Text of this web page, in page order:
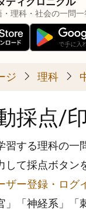
・理科・社会の一問
ジ 理科
動採点/
習する理科の一
して採点ボタン
ザー登録・ログ
」「神経系」「